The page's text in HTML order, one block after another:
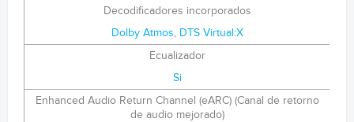
Decodificadores incorporados
Dolby Atmos, DTS Virtual:X
Ecualizador
Si
Enhanced Audio Return Channel (eARC) (Canal de retorno
de audio mejorado)